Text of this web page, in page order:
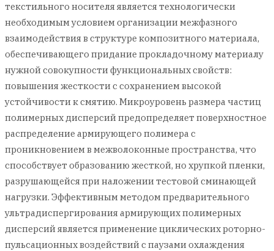
текстильного носителя является технологически
необходимым условием организации межфазного
взаимодействия в структуре композитного материала,
обеспечивающего придание прокладочному материалу
нужной совокупности функциональных свойств:
повышения жесткости с сохранением высокой
устойчивости к смятию. Микроуровень размера частиц
полимерных дисперсий предопределяет поверхностное
распределение армирующего полимера с
проникновением в межволоконные пространства, что
способствует образованию жесткой, но хрупкой пленки,
разрушающейся при наложении тестовой сминающей
нагрузки. Эффективным методом предварительного
ультрадиспергирования армирующих полимерных
дисперсий является применение циклических роторно-
пульсационных воздействий с паузами охлаждения